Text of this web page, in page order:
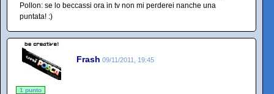
Pollon: se lo beccassi ora in tv non mi perderei nanche una
puntata! :)
Frash 09/11/2011, 19:45
1 punto